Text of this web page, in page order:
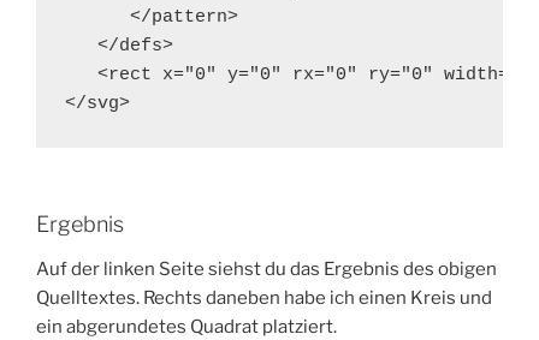
      </pattern>
   </defs>
<rect x="0" y="0" rx="0" ry="0"
</svg>
Ergebnis
Auf der linken Seite siehst du das Ergebnis des obigen
Quelltextes. Rechts daneben habe ich einen Kreis und
ein abgerundetes Quadrat platziert.